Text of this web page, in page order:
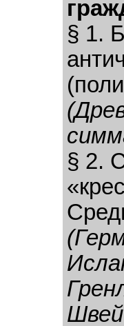
§ 1.
§ 2.